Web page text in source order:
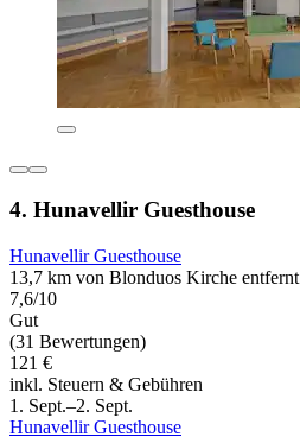
4. Hunavellir Guesthouse
Hunavellir Guesthouse
13,7 km von Blonduos Kirche entfernt
7,6/10
Gut
(31 Bewertungen)
121 €
inkl. Steuern & Gebühren
1. Sept.–2. Sept.
Hunavellir Guesthouse